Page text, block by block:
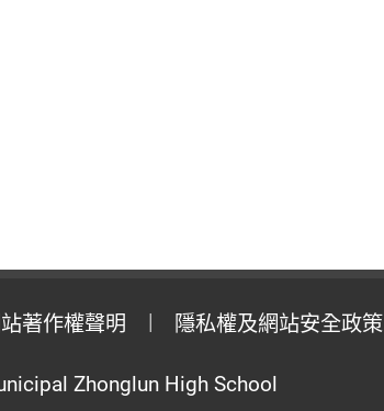
著作權聲明 隱私權及網站安全政策
Zhonglun High School